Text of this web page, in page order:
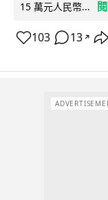
15 萬元人民幣...
103 13 ↗